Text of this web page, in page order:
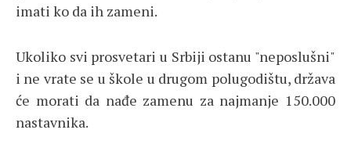
imati ko da ih zameni.
Ukoliko svi prosvetari u Srbiji ostanu "neposlušni"
i ne vrate se u škole u drugom polugodištu, država
će morati da nađe zamenu za najmanje 150.000
nastavnika.